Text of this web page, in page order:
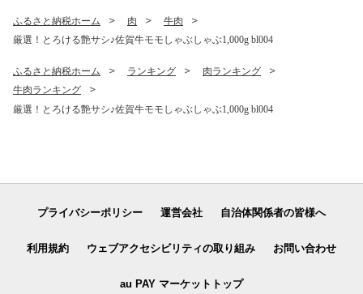
ふるさと納税ホーム 肉
牛肉
厳選！とろける艶サシ♪佐賀牛モモしゃぶしゃぶ1,000g bl004
ふるさと納税ホーム ランキング
肉ランキング
牛肉ランキング
厳選！とろける艶サシ♪佐賀牛モモしゃぶしゃぶ1,000g bl004
プライバシーポリシー 運営会社 自治体関係者の皆様へ
利用規約 ウェブアクセシビリティの取り組み お問い合わせ
au PAY マーケットトップ